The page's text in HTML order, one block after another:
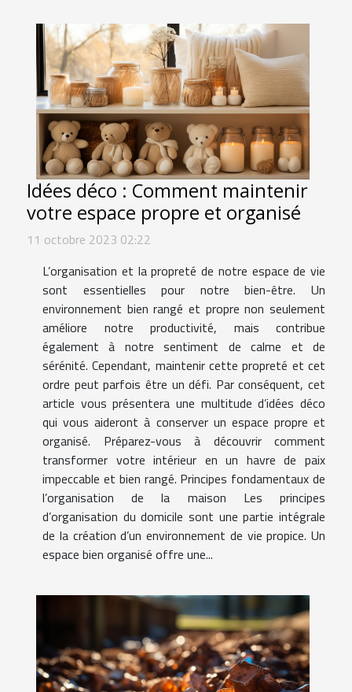
Idées déco : Comment maintenir
votre espace propre et organisé
11 octobre 2023 02:22
L’organisation et la propreté de notre espace de vie
sont essentielles pour notre bien-être. Un
environnement bien rangé et propre non seulement
améliore notre productivité, mais contribue
également à notre sentiment de calme et de
sérénité. Cependant, maintenir cette propreté et cet
ordre peut parfois être un défi. Par conséquent, cet
article vous présentera une multitude d’idées déco
qui vous aideront à conserver un espace propre et
organisé. Préparez-vous à découvrir comment
transformer votre intérieur en un havre de paix
impeccable et bien rangé. Principes fondamentaux de
l’organisation de la maison Les principes
d’organisation du domicile sont une partie intégrale
de la création d’un environnement de vie propice. Un
espace bien organisé offre une...